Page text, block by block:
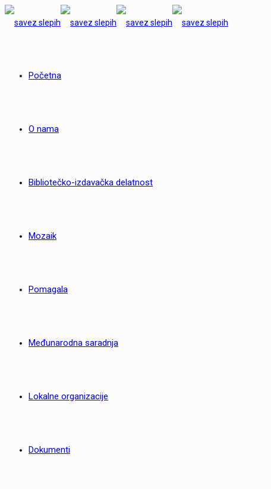
Početna
O nama
Bibliotečko-izdavačka delatnost
Mozaik
Pomagala
Međunarodna saradnja
Lokalne organizacije
Dokumenti